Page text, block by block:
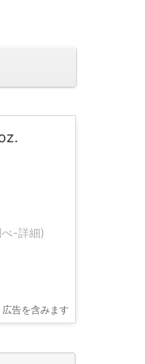
-詳細)
告を含みます